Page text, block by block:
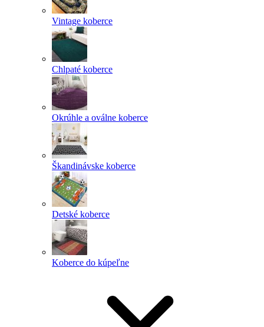
Vintage koberce
Chlpaté koberce
Okrúhle a oválne koberce
Škandinávske koberce
Detské koberce
Koberce do kúpeľne